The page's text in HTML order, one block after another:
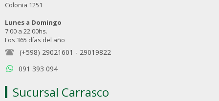
Colonia 1251
Lunes a Domingo
7:00 a 22:00hs.
Los 365 días del año
(+598) 29021601 - 29019822
091 393 094
Sucursal Carrasco